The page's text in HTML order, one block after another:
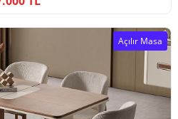
Açılır Masa